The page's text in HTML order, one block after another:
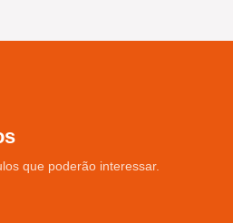
que poderão interessar.